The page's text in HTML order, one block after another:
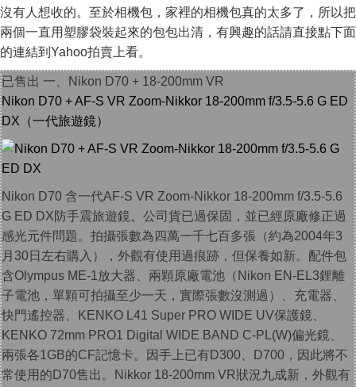
沒有人想收的。至於相機包，家裡的相機包真的太多了，所以把
兩個一直用塑膠袋裝起來的包包出清，有興趣的話請直接點下面
的連結到Yahoo拍賣上看。
已售出 一、Nikon D70 + 18-200mm VR
Nikon D70 + AF-S VR Zoom-Nikkor 18-200mm f/3.5-5.6 G ED
DX（一代旅遊鏡）
Nikon D70 含一代AF-S VR Zoom-Nikkor 18-200mm f/3.5-5.6
G ED DX防手震旅遊鏡。公司貨已過保固，並已經原廠修正過
感光元件問題。拍攝張數為四萬一千七百多張（約為2004年3
月30日左右購入），外觀有使用過痕跡，但保養如新。配件包
含Olympus ME-1放大器、兩顆原廠電池（Nikon EN-EL3鋰離
子電池，單顆可拍攝至少一天，實際張數沒測過）、充電器、
快門遙控器、KENKO L41 Super PRO WIDE UV保護鏡、
KENKO 72mm PRO1 Digital WIDE BAND C-PL(W)偏光鏡、
兩張各1GB的CF記憶卡。因手上已有D300、D700，因此將不
常使用的D70售出。Nikkor 18-200mm VR狀況九成新，外觀有